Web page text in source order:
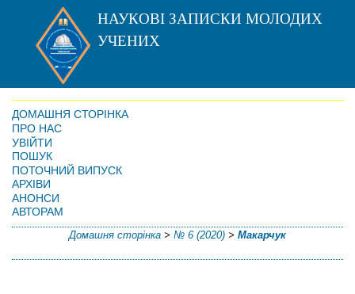
НАУКОВІ ЗАПИСКИ МОЛОДИХ
УЧЕНИХ
ДОМАШНЯ СТОРІНКА
ПРО НАС
УВІЙТИ
ПОШУК
ПОТОЧНИЙ ВИПУСК
АРХІВИ
АНОНСИ
АВТОРАМ
Домашня сторінка > № 6 (2020) > Макарчук